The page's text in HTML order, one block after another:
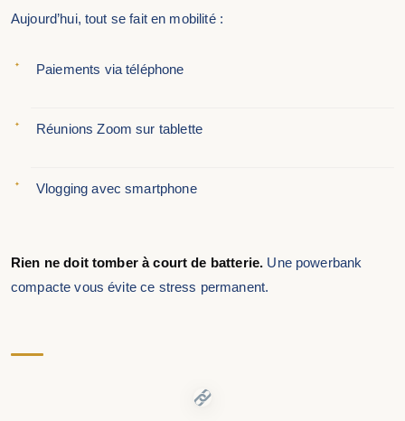
Aujourd’hui, tout se fait en mobilité :
Paiements via téléphone
Réunions Zoom sur tablette
Vlogging avec smartphone
Rien ne doit tomber à court de batterie. Une powerbank
compacte vous évite ce stress permanent.